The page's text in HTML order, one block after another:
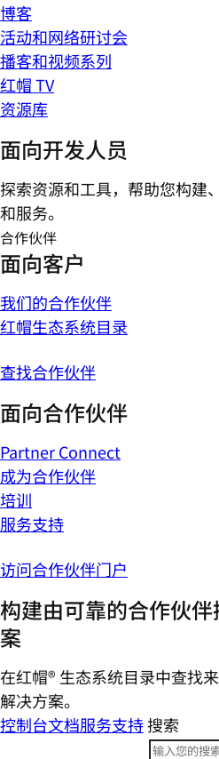
博客
活动和网络研讨会
播客和视频系列
红帽 TV
资源库
面向开发人员
探索资源和工具，帮助您构建
和服务。
合作伙伴
面向客户
我们的合作伙伴
红帽生态系统目录
查找合作伙伴
面向合作伙伴
Partner Connect
成为合作伙伴
培训
服务支持
访问合作伙伴门户
构建由可靠的合作伙
案
在红帽® 生态系统目录中查找
解决方案。
控制台文档服务支持搜索